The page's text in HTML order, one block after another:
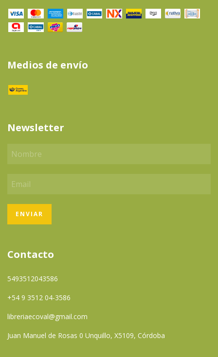
Medios de envío
Newsletter
Contacto
5493512043586
+54 9 3512 04-3586
libreriaecoval@gmail.com
Juan Manuel de Rosas 0 Unquillo, X5109, Córdoba